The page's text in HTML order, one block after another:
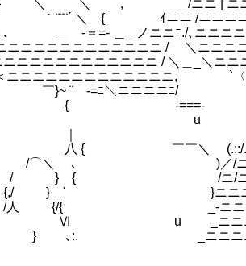
} ＼ ＼ , /ニニ | ニニ
八 ｀¨¨¨´ ＼ { ｲニニ /ニ
､ _ -＝=- ＿_ ノニニﾆ./､
ニニニニニニニニニニニニ
ニニニニニニニニニニニニ / ＼
ニニニニニニニニニ,
ﾆ＼ニニニニﾆ/ ∨ニ
{ /ニニニ
ニニニニ
(.::/ニニニニニニ
/ニニニニニニ
/ニニニニニニ
ニニニニニニニ
ニニニニニニニ
ニニニニニニニ
ニニニニニニ